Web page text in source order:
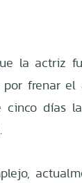
la actriz
frenar
cinco días